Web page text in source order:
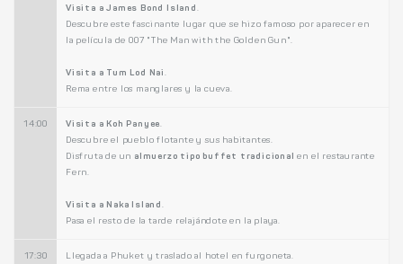
Visita a James Bond Island .
Descubre este fascinante lugar que se hizo famoso por aparecer en
la película de 007 "The Man with the Golden Gun".
Visita a Tum Lod Nai .
Rema entre los manglares y la cueva.
14:00 Visita a Koh Panyee.
Descubre el pueblo flotante y sus habitantes.
Disfruta de un almuerzo tipo buffet tradicional en el restaurante
Fern.
Visita a Naka Island .
Pasa el resto de la tarde relajándote en la playa.
17:30 Llegada a Phuket y traslado al hotel en furgoneta.